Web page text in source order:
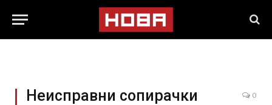
Неисправни сопирачки
0